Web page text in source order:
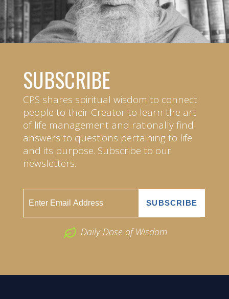
SUBSCRIBE
CPS shares spiritual wisdom to connect
people to their Creator to learn the art
of life management and rationally find
answers to questions pertaining to life
and its purpose. Subscribe to our
newsletters.
Daily Dose of Wisdom